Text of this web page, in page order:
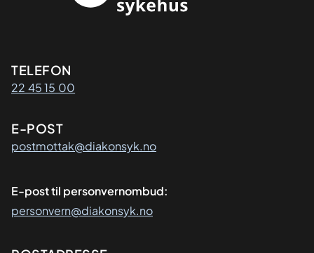
Kontaktinformasjon
TELEFON
22 45 15 00
E-POST
postmottak@diakonsyk.no
E-post til personvernombud:
personvern@diakonsyk.no